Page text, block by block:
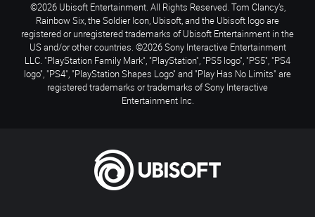
©2026 Ubisoft Entertainment. All Rights Reserved. Tom Clancy’s,
Rainbow Six, the Soldier Icon, Ubisoft, and the Ubisoft logo are
registered or unregistered trademarks of Ubisoft Entertainment in the
US and/or other countries. ©2026 Sony Interactive Entertainment
LLC. "PlayStation Family Mark", "PlayStation", "PS5 logo", "PS5", "PS4
logo", "PS4", "PlayStation Shapes Logo" and "Play Has No Limits" are
registered trademarks or trademarks of Sony Interactive
Entertainment Inc.